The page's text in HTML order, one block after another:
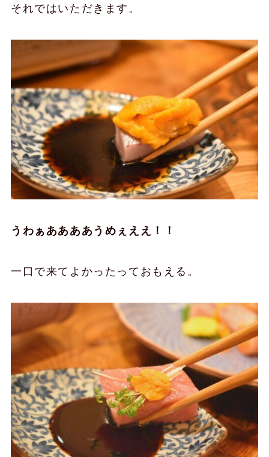
それではいただきます。
うわぁああああうめぇええ！！
一口で来てよかったっておもえる。